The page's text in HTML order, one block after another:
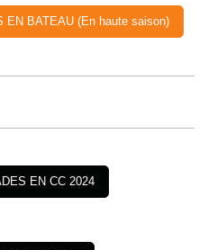
EN BATEAU (En haute saison)
EN CC 2024